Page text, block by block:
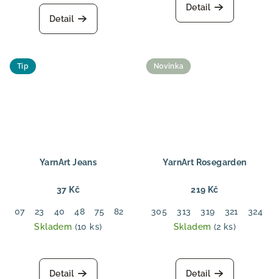
hodnocení
produktu
Detail
produktu
Detail
Tip
YarnArt Jeans
37 Kč
07 23 40 48 75
82
Skladem (10 ks)
Detail
Novinka
YarnArt Rosegarden
219 Kč
305 313 319 321
324
Skladem (2 ks)
Detail